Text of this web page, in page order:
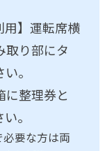
用】運転席横
取り部にタ
。
に整理券と
。
要な方は両